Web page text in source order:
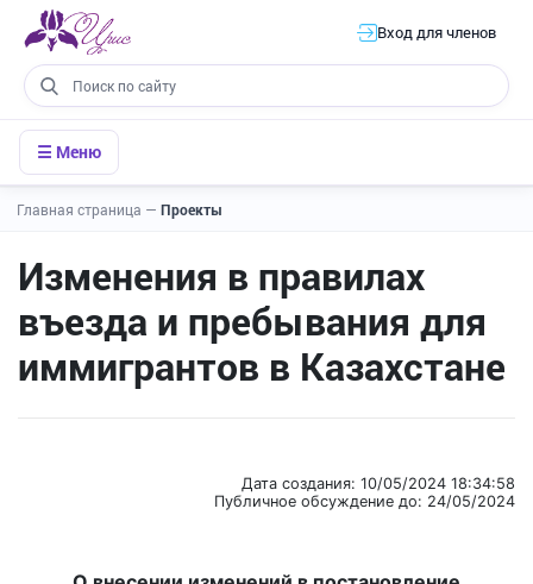
Вход для членов
☰ Меню
Главная страница — Проекты
Изменения в правилах
въезда и пребывания для
иммигрантов в Казахстане
Дата создания: 10/05/2024 18:34:58
Публичное обсуждение до: 24/05/2024